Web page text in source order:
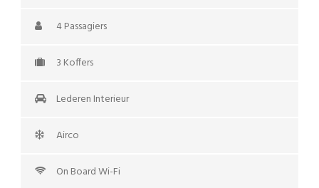
4 Passagiers
3 Koffers
Lederen Interieur
Airco
On Board Wi-Fi